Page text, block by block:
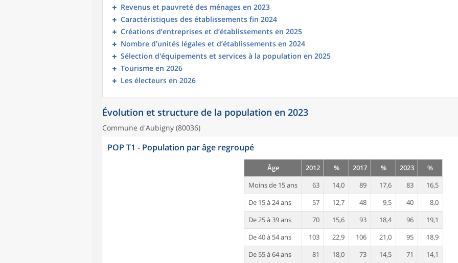
Revenus et pauvreté des ménages en 2023
Caractéristiques des établissements fin 2024
Créations d’entreprises et d’établissements en 2025
Nombre d’unités légales et d’établissements en 2024
Sélection d'équipements et services à la population en 2025
Tourisme en 2026
Les électeurs en 2026
Évolution et structure de la population en 2023
Commune d'Aubigny (80036)
POP T1 - Population par âge regroupé
Âge 2012 % 2017 % 2023
%
Moins de 15 ans
63 14,0 89 17,6 83
16,5
De 15 à 24 ans
57 12,7 48 9,5 40
8,0
De 25 à 39 ans
70 15,6 93 18,4 96
19,1
De 40 à 54 ans
103 22,9 106 21,0 95
18,9
De 55 à 64 ans
81 18,0 73 14,5 71
14,1